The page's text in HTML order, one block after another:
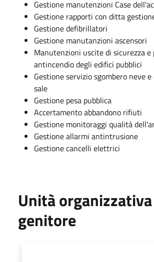
Gestione manutenzioni Case
Gestione rapporti con ditta
Gestione defibrillatori
Gestione manutanzioni ascensori
Manutenzioni uscite di sicurezza e
antincendio degli edifici pubblici
Gestione servizio sgombero neve
sale
Gestione pesa pubblica
Accertamento abbandono rifiuti
Gestione monitoraggi qualità
Gestione allarmi antintrusione
Gestione cancelli elettrici
Unità organizzativa
genitore